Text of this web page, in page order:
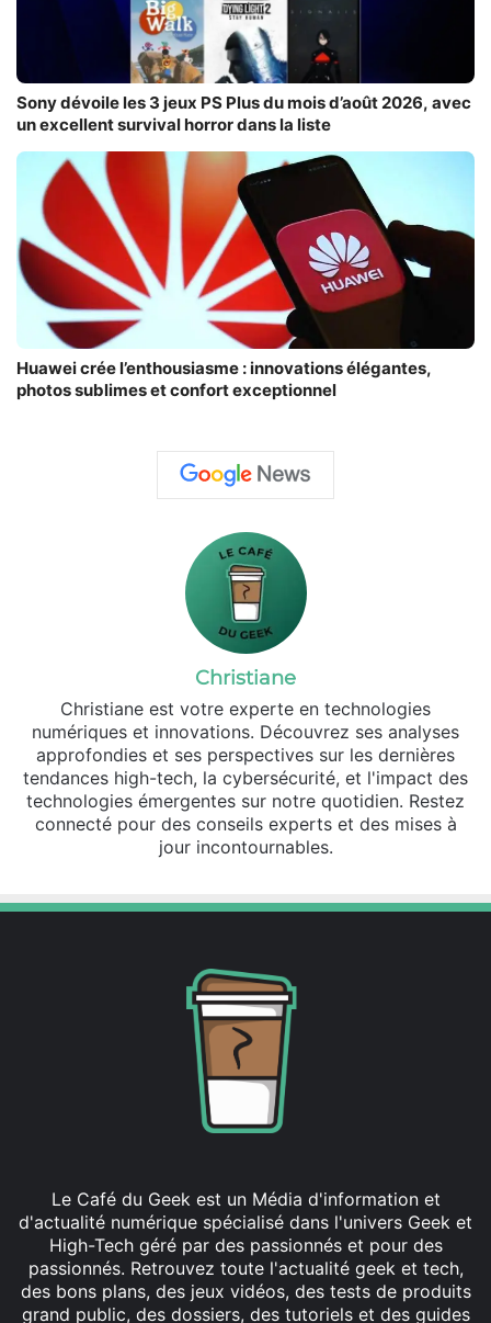
Sony dévoile les 3 jeux PS Plus du mois d’août 2026, avec
un excellent survival horror dans la liste
Huawei crée l’enthousiasme : innovations élégantes,
photos sublimes et confort exceptionnel
Christiane
Christiane est votre experte en technologies
numériques et innovations. Découvrez ses analyses
approfondies et ses perspectives sur les dernières
tendances high-tech, la cybersécurité, et l'impact des
technologies émergentes sur notre quotidien. Restez
connecté pour des conseils experts et des mises à
jour incontournables.
Le Café du Geek est un Média d'information et
d'actualité numérique spécialisé dans l'univers Geek et
High-Tech géré par des passionnés et pour des
passionnés. Retrouvez toute l'actualité geek et tech,
des bons plans, des jeux vidéos, des tests de produits
grand public, des dossiers, des tutoriels et des guides